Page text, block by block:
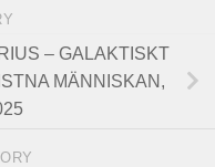
– GALAKTISKT
MÄNNISKAN,